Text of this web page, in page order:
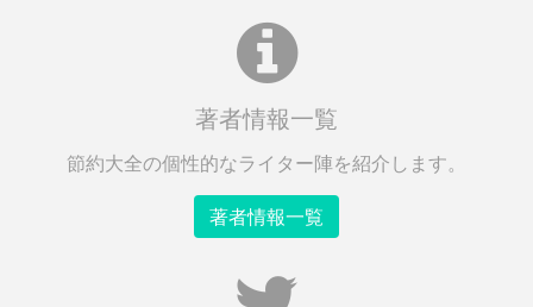
著者情報一覧
節約大全の個性的なライター陣を紹介します。
著者情報一覧